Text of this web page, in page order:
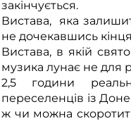
закінчується.
Вистава, яка
не дочекавшись
Вистава, в якій
музика лунає не для
2,5 години
переселенців із
ж чи можна